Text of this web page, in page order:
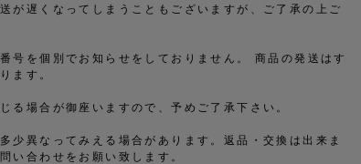
が遅くなってしまうこともございますが、ご了承の上ご
号を個別でお知らせをしておりません。 商品の発送はす
ます。
場合が御座いますので、予めご了承下さい。
少異なってみえる場合があります。返品・交換は出来ま
い合わせをお願い致します。